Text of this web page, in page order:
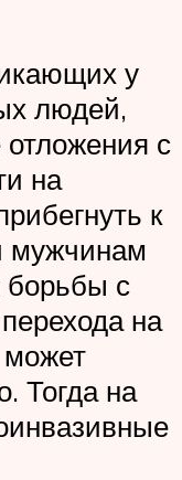
у
людей,
с
на
к
мужчинам
борьбы с
на
Тогда на